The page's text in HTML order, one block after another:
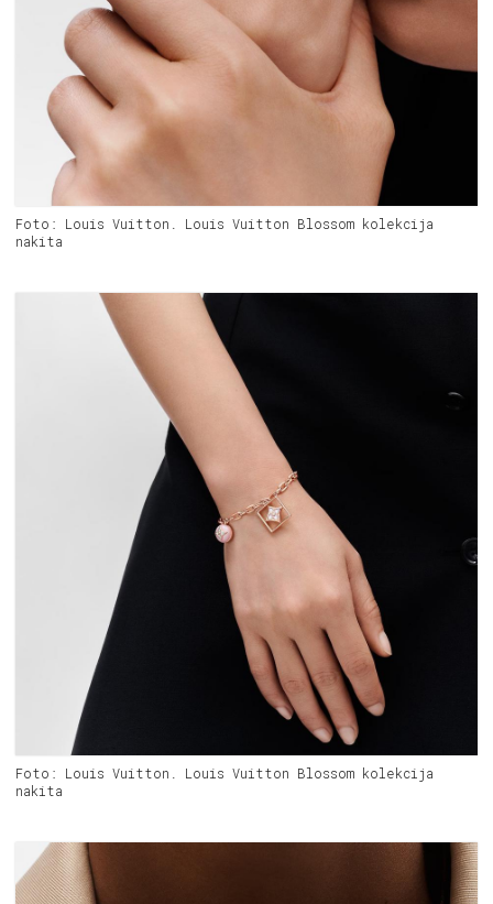
Foto: Louis Vuitton. Louis Vuitton Blossom kolekcija
nakita
Foto: Louis Vuitton. Louis Vuitton Blossom kolekcija
nakita